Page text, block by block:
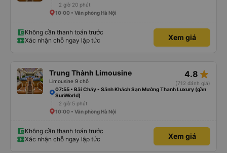
2 giờ 20 phút
10:00 • Văn phòng Hà Nội
Không cần thanh toán trước
Xác nhận chỗ ngay lập tức
Xem giá
Trung Thành Limousine
Limousine 9 chỗ
4.8 star_rate
(712 đánh giá)
07:55 • Bãi Cháy - Sảnh Khách Sạn Mường Thanh Luxury (gần
SunWorld)
2 giờ 5 phút
10:00 • Văn phòng Hà Nội
Không cần thanh toán trước
Xác nhận chỗ ngay lập tức
Xem giá